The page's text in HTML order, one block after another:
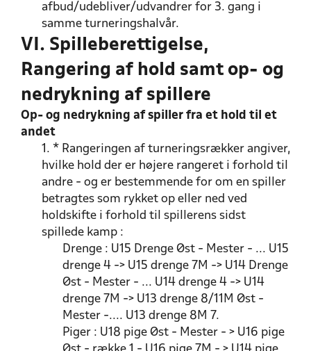
afbud/udebliver/udvandrer for 3. gang i
samme turneringshalvår.
VI. Spilleberettigelse,
Rangering af hold samt op- og
nedrykning af spillere
Op- og nedrykning af spiller fra et hold til et
andet
1. * Rangeringen af turneringsrækker angiver,
hvilke hold der er højere rangeret i forhold til
andre - og er bestemmende for om en spiller
betragtes som rykket op eller ned ved
holdskifte i forhold til spillerens sidst
spillede kamp :
Drenge : U15 Drenge Øst - Mester - ... U15
drenge 4 -> U15 drenge 7M -> U14 Drenge
Øst - Mester - ... U14 drenge 4 -> U14
drenge 7M -> U13 drenge 8/11M Øst -
Mester -.... U13 drenge 8M 7.
Piger : U18 pige Øst - Mester - > U16 pige